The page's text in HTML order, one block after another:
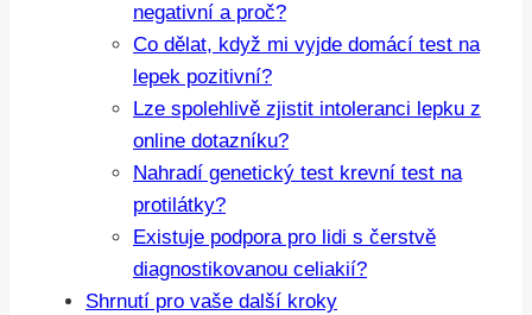
negativní a proč?
Co dělat, když mi vyjde domácí test na
lepek pozitivní?
Lze spolehlivě zjistit intoleranci lepku z
online dotazníku?
Nahradí genetický test krevní test na
protilátky?
Existuje podpora pro lidi s čerstvě
diagnostikovanou celiakií?
Shrnutí pro vaše další kroky